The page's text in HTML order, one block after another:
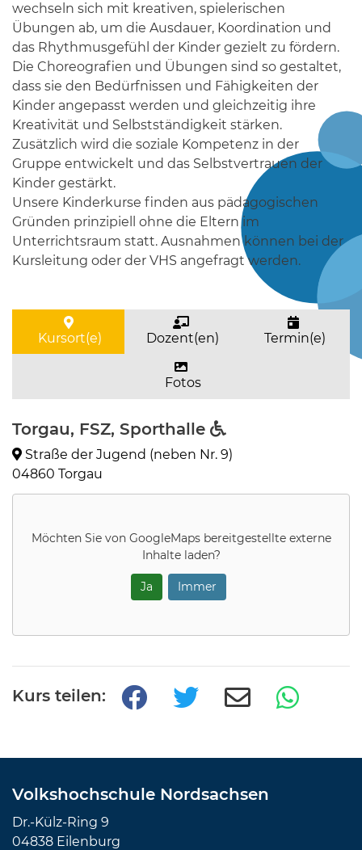
wechseln sich mit kreativen, spielerischen
Übungen ab, um die Ausdauer, Koordination und
das Rhythmusgefühl der Kinder gezielt zu fördern.
Die Choreografien und Übungen sind so gestaltet,
dass sie den Bedürfnissen und Fähigkeiten der
Kinder angepasst werden und gleichzeitig ihre
Kreativität und Selbstständigkeit stärken.
Zusätzlich wird die soziale Kompetenz in der
Gruppe entwickelt und das Selbstvertrauen der
Kinder gestärkt.
Unsere Kinderkurse finden aus pädagogischen
Gründen prinzipiell ohne die Eltern im
Unterrichtsraum statt. Ausnahmen können bei der
Kursleitung oder der VHS angefragt werden.
Kursort(e) Dozent(en) Termin(e)
Fotos
Torgau, FSZ, Sporthalle
Straße der Jugend (neben Nr. 9)
04860 Torgau
Möchten Sie von GoogleMapsbereitgestellte externe
Inhalte laden?
Ja Immer
Kurs teilen:
Volkshochschule Nordsachsen
Dr.-Külz-Ring 9
04838 Eilenburg